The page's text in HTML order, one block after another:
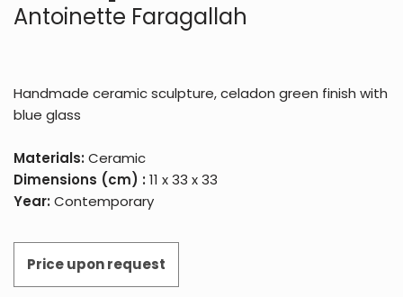
Antoinette Faragallah
Handmade ceramic sculpture, celadon green finish with
blue glass
Materials: Ceramic
Dimensions (cm) : 11 x 33 x 33
Year: Contemporary
Price upon request